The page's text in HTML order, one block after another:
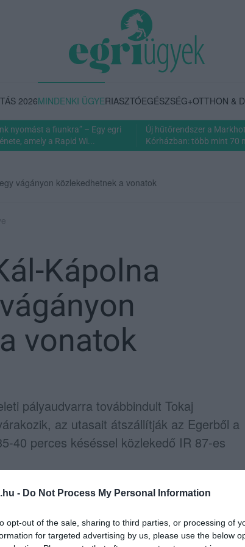
- Do Not Process My Personal Information
opt-out of the sale, sharing to third parties, or processing of
for targeted advertising by us, please use the below
2026MINDENKI ÜGYERIASZTÓEGÉSZSÉG+OTTHON &
nyomást a fiunkra” – Egy egri
amely a Rapid Wi...
Új hűtőrendszer a
Kórházban: több mint 70
vágányon közlekedhetnek a vonatok
Kápolna
vonatok
pályaudvarra továbbindult Tokaj
az utasait átszállítják az Egerből a
40 perces késéssel közlekedő IR 87-es
Kál-Kápolna között csak egy vágányon
20-30 perccel nőhet a menetidő a